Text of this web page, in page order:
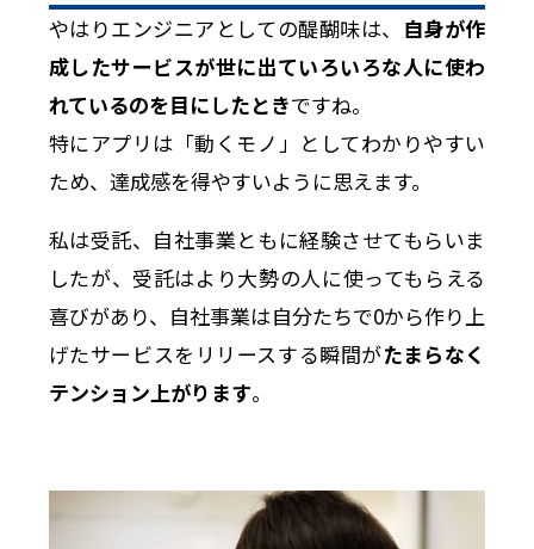
やはりエンジニアとしての醍醐味は、 自身が作
成したサービスが世に出ていろいろな人に使わ
れているのを目にしたときですね。
特にアプリは「動くモノ」としてわかりやすい
ため、達成感を得やすいように思えます。
私は受託、自社事業ともに経験させてもらいま
したが、受託はより大勢の人に使ってもらえる
喜びがあり、自社事業は自分たちで0から作り上
げたサービスをリリースする瞬間がたまらなく
テンション上がります。